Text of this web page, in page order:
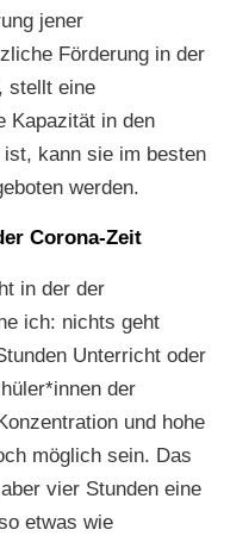
jener
Förderung in der
stellt eine
Kapazität in den
kann sie im besten
werden.
Corona-Zeit
in der der
ich: nichts geht
Unterricht oder
der
und hohe
möglich sein. Das
vier Stunden eine
etwas wie